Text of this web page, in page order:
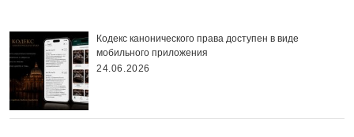
Кодекс канонического права доступен в виде
мобильного приложения
24.06.2026